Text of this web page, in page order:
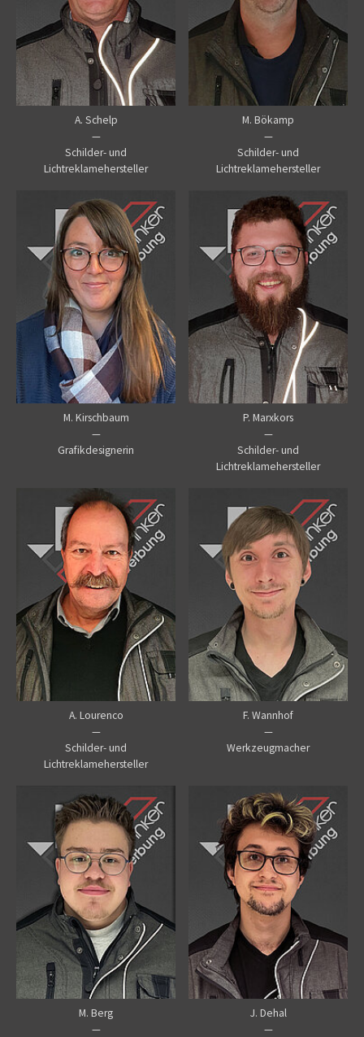
A. Schelp
—
Schilder- und
Lichtreklamehersteller
M. Bökamp
—
Schilder- und
Lichtreklamehersteller
M. Kirschbaum
—
Grafikdesignerin
P. Marxkors
—
Schilder- und
Lichtreklamehersteller
A. Lourenco
—
Schilder- und
Lichtreklamehersteller
F. Wannhof
—
Werkzeugmacher
M. Berg
—
J. Dehal
—